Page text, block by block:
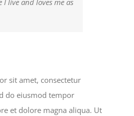
I live and loves me as
sit amet, consectetur
do eiusmod tempor
et dolore magna aliqua. Ut